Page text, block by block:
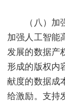
（八）加
加强人工智能
发展的数据产
形成的版权内
献度的数据成
给激励。支持